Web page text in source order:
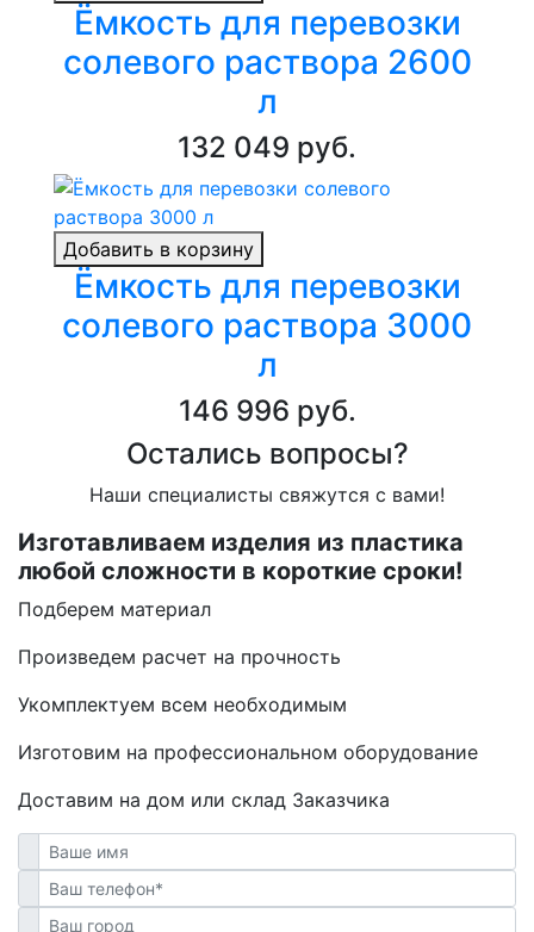
Ёмкость для перевозки
солевого раствора 2600
л
132 049 руб.
Добавить в корзину
Ёмкость для перевозки
солевого раствора 3000
л
146 996 руб.
Остались вопросы?
Наши специалисты свяжутся с вами!
Изготавливаем изделия из пластика
любой сложности в короткие сроки!
Подберем материал
Произведем расчет на прочность
Укомплектуем всем необходимым
Изготовим на профессиональном оборудование
Доставим на дом или склад Заказчика